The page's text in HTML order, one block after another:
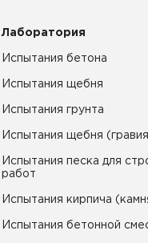
Лаборатория
Испытания бетона
Испытания щебня
Испытания грунта
Испытания щебня
Испытания песка для
работ
Испытания кирпича
Испытания бетонной